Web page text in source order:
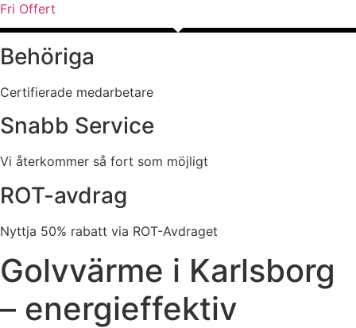
Fri Offert
Behöriga
Certifierade medarbetare
Snabb Service
Vi återkommer så fort som möjligt
ROT-avdrag
Nyttja 50% rabatt via ROT-Avdraget
Golvvärme i Karlsborg
– energieffektiv